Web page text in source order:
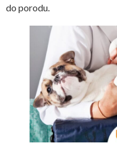
do porodu.